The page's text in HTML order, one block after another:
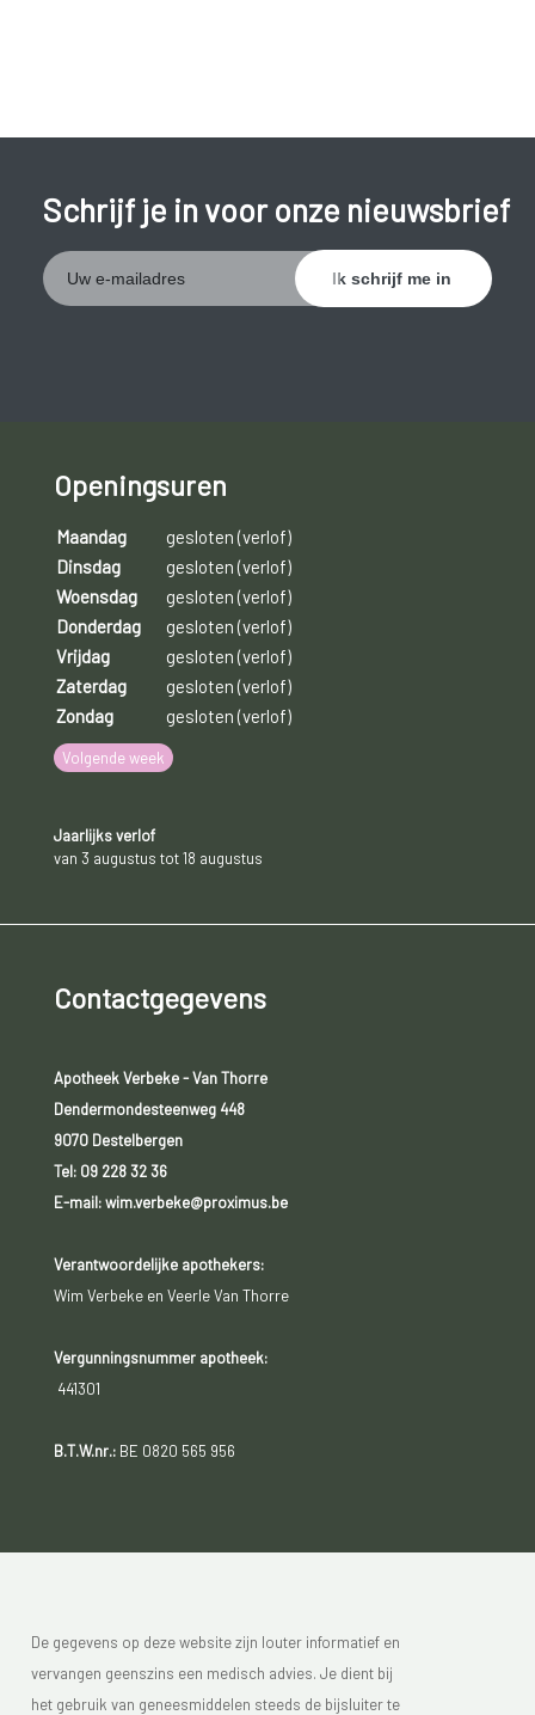
Schrijf je in voor onze nieuwsbrief
Openingsuren
Maandag
gesloten (verlof)
Dinsdag
gesloten (verlof)
Woensdag
gesloten (verlof)
Donderdag
gesloten (verlof)
Vrijdag
gesloten (verlof)
Zaterdag
gesloten (verlof)
Zondag
gesloten (verlof)
Volgende week
Jaarlijks verlof
van 3 augustus tot 18 augustus
Contactgegevens
Apotheek Verbeke - Van Thorre
Dendermondesteenweg 448
9070 Destelbergen
Tel: 09 228 32 36
E-mail: wim.verbeke@proximus.be
Verantwoordelijke apothekers:
Wim Verbeke en Veerle Van Thorre
Vergunningsnummer apotheek:
441301
B.T.W.nr.:BE 0820 565 956
De gegevens op deze website zijn louter informatief en
vervangen geenszins een medisch advies. Je dient bij
het gebruik van geneesmiddelen steeds de bijsluiter te